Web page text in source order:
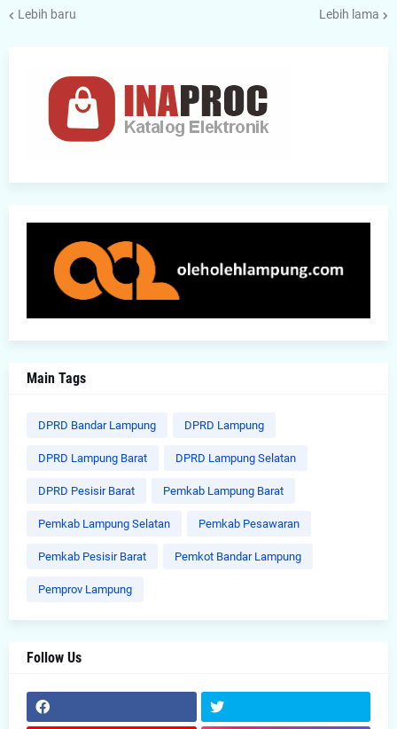
Lebih baru Lebih lama
Main Tags
DPRD Bandar Lampung DPRD Lampung
DPRD Lampung Barat DPRD Lampung Selatan
DPRD Pesisir Barat Pemkab Lampung Barat
Pemkab Lampung Selatan Pemkab Pesawaran
Pemkab Pesisir Barat Pemkot Bandar Lampung
Pemprov Lampung
Follow Us